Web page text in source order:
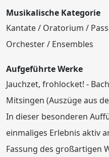
Musikalische Kategorie
Kantate / Oratorium /
Orchester / Ensembles
Aufgeführte Werke
Jauchzet, frohlocket! -
Mitsingen (Auszüge aus
In dieser besonderen
einmaliges Erlebnis aktiv
Fassung des großartigen